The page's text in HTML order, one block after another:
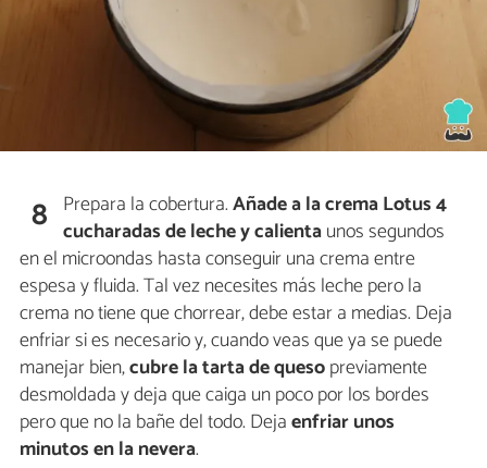
8 Prepara la cobertura.Añade a la crema Lotus 4
cucharadas de leche y calientaunos segundos
en el microondas hasta conseguir una crema entre
espesa y fluida. Tal vez necesites más leche pero la
crema no tiene que chorrear, debe estar a medias. Deja
enfriar si es necesario y, cuando veas que ya se puede
manejar bien,cubre la tarta de quesopreviamente
desmoldada y deja que caiga un poco por los bordes
pero que no la bañe del todo. Dejaenfriar unos
minutos en la nevera.